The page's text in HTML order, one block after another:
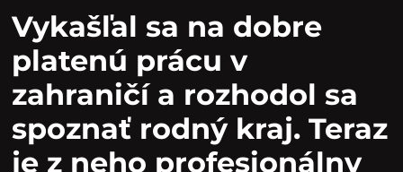
Vykašľal sa na dobre
platenú prácu v
zahraničí a rozhodol sa
spoznať rodný kraj. Teraz
je z neho profesionálny